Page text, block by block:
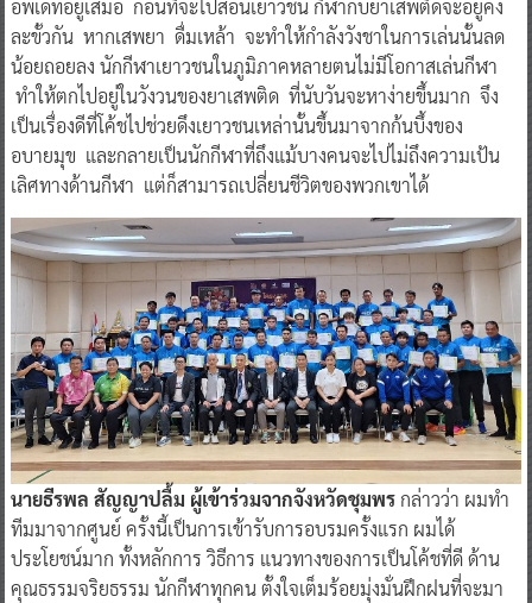
อัพเดทอยู่เสมอ ก่อนที่จะไปสอนเยาวชน กีฬากับยาเสพติดจะอยู่คง
ละขั้วกัน หากเสพยา ดื่มเหล้า จะทำให้กำลังวังชาในการเล่นนั้นลด
น้อยถอยลง นักกีฬาเยาวชนในภูมิภาคหลายตนไม่มีโอกาสเล่นกีฬา
ทำให้ตกไปอยู่ในวังวนของยาเสพติด ที่นับวันจะหาง่ายขึ้นมาก จึง
เป็นเรื่องดีที่โค้ชไปช่วยดึงเยาวชนเหล่านั้นขึ้นมาจากก้นบึ้งของ
อบายมุข และกลายเป็นนักกีฬาที่ถึงแม้บางคนจะไปไม่ถึงความเป้น
เลิศทางด้านกีฬา แต่ก็สามารถเปลี่ยนชีวิตของพวกเขาได้
นายธีรพล สัญญาปลื้ม ผู้เข้าร่วมจากจังหวัดชุมพรกล่าวว่า ผมทำ
ทีมมาจากศูนย์ ครั้งนี้เป็นการเข้ารับการอบรมครั้งแรก ผมได้
ประโยชน์มาก ทั้งหลักการ วิธีการ แนวทางของการเป็นโค้ชที่ดี ด้าน
คุณธรรมจริยธรรม นักกีฬาทุกคน ตั้งใจเต็มร้อยมุ่งมั่นฝึกฝนที่จะมา